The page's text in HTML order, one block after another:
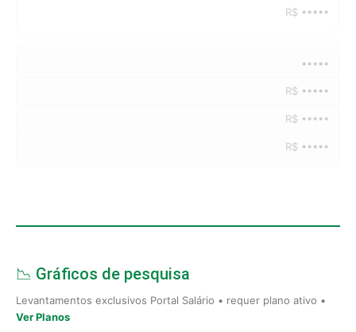
R$ •••••
•••••
R$ •••••
R$ •••••
R$ •••••
📉 Gráficos de pesquisa
Levantamentos exclusivos Portal Salário • requer plano ativo •
Ver Planos